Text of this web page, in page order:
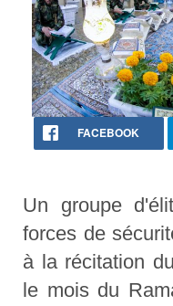
FACEBOOK
Un groupe
forces de
à la récitation
le mois du